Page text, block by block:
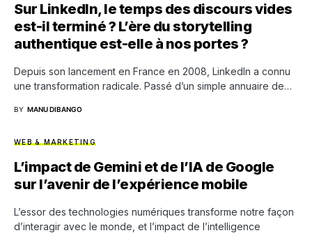
Sur LinkedIn, le temps des discours vides
est-il terminé ? L’ère du storytelling
authentique est-elle à nos portes ?
Depuis son lancement en France en 2008, LinkedIn a connu
une transformation radicale. Passé d’un simple annuaire de…
BY MANU DIBANGO
WEB & MARKETING
L’impact de Gemini et de l’IA de Google
sur l’avenir de l’expérience mobile
L’essor des technologies numériques transforme notre façon
d’interagir avec le monde, et l’impact de l’intelligence